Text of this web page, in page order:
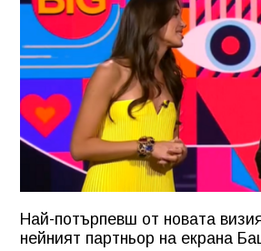
Най-потърпевш от новата
нейният партньор на екрана